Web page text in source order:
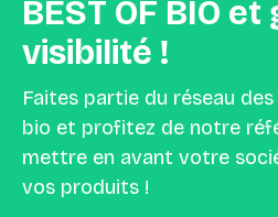
BEST OF BIO et
visibilité !
Faites partie du réseau
bio et profitez de notre
mettre en avant votre
vos produits !